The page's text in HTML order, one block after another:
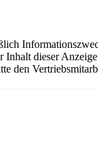
dieser
den